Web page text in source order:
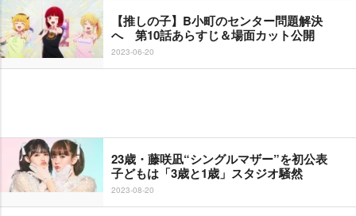
【推しの子】B小町のセンター問題解決
へ 第10話あらすじ＆場面カット公開
2023-06-20
23歳・藤咲凪“シングルマザー”を初公表
子どもは「3歳と1歳」スタジオ騒然
2023-08-20